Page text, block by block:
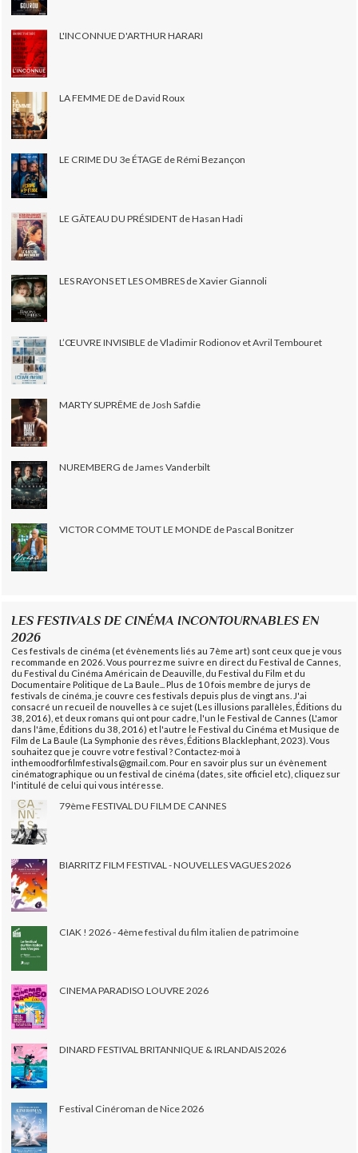
L'INCONNUE D'ARTHUR HARARI
LA FEMME DE de David Roux
LE CRIME DU 3e ÉTAGE de Rémi Bezançon
LE GÂTEAU DU PRÉSIDENT de Hasan Hadi
LES RAYONS ET LES OMBRES de Xavier Giannoli
L’ŒUVRE INVISIBLE de Vladimir Rodionov et Avril Tembouret
MARTY SUPRÊME de Josh Safdie
NUREMBERG de James Vanderbilt
VICTOR COMME TOUT LE MONDE de Pascal Bonitzer
LES FESTIVALS DE CINÉMA INCONTOURNABLES EN
2026
Ces festivals de cinéma (et évènements liés au 7ème art) sont ceux que je vous
recommande en 2026. Vous pourrez me suivre en direct du Festival de Cannes,
du Festival du Cinéma Américain de Deauville, du Festival du Film et du
Documentaire Politique de La Baule... Plus de 10 fois membre de jurys de
festivals de cinéma, je couvre ces festivals depuis plus de vingt ans. J'ai
consacré un recueil de nouvelles à ce sujet (Les illusions parallèles, Éditions du
38, 2016), et deux romans qui ont pour cadre, l'un le Festival de Cannes (L'amor
dans l'âme, Éditions du 38, 2016) et l'autre le Festival du Cinéma et Musique de
Film de La Baule (La Symphonie des rêves, Éditions Blacklephant, 2023). Vous
souhaitez que je couvre votre festival ? Contactez-moi à
inthemoodforfilmfestivals@gmail.com. Pour en savoir plus sur un évènement
cinématographique ou un festival de cinéma (dates, site officiel etc), cliquez sur
l'intitulé de celui qui vous intéresse.
79ème FESTIVAL DU FILM DE CANNES
BIARRITZ FILM FESTIVAL - NOUVELLES VAGUES 2026
CIAK ! 2026 - 4ème festival du film italien de patrimoine
CINEMA PARADISO LOUVRE 2026
DINARD FESTIVAL BRITANNIQUE & IRLANDAIS 2026
Festival Cinéroman de Nice 2026